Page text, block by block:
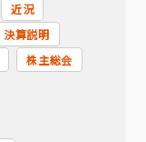
近況
決算説明
株主総会